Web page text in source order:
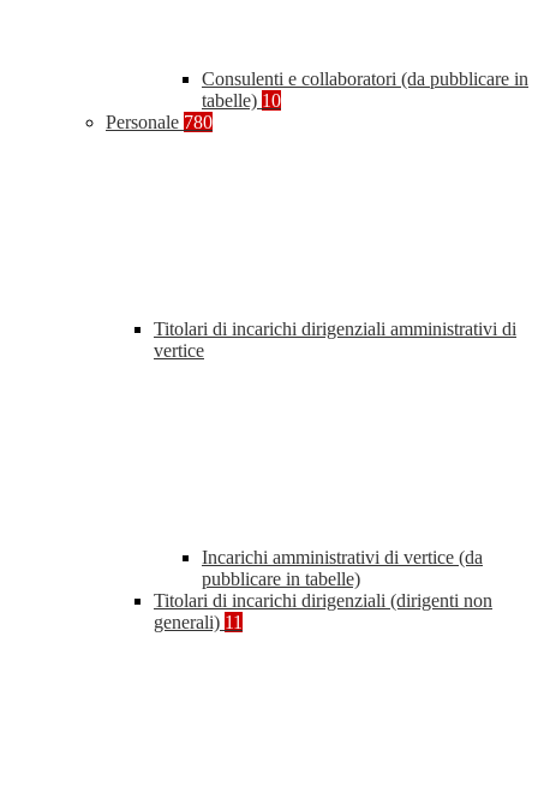
Consulenti e collaboratori (da pubblicare in
tabelle) 10
Personale 780
Titolari di incarichi dirigenziali amministrativi di
vertice
Incarichi amministrativi di vertice (da
pubblicare in tabelle)
Titolari di incarichi dirigenziali (dirigenti non
generali) 11